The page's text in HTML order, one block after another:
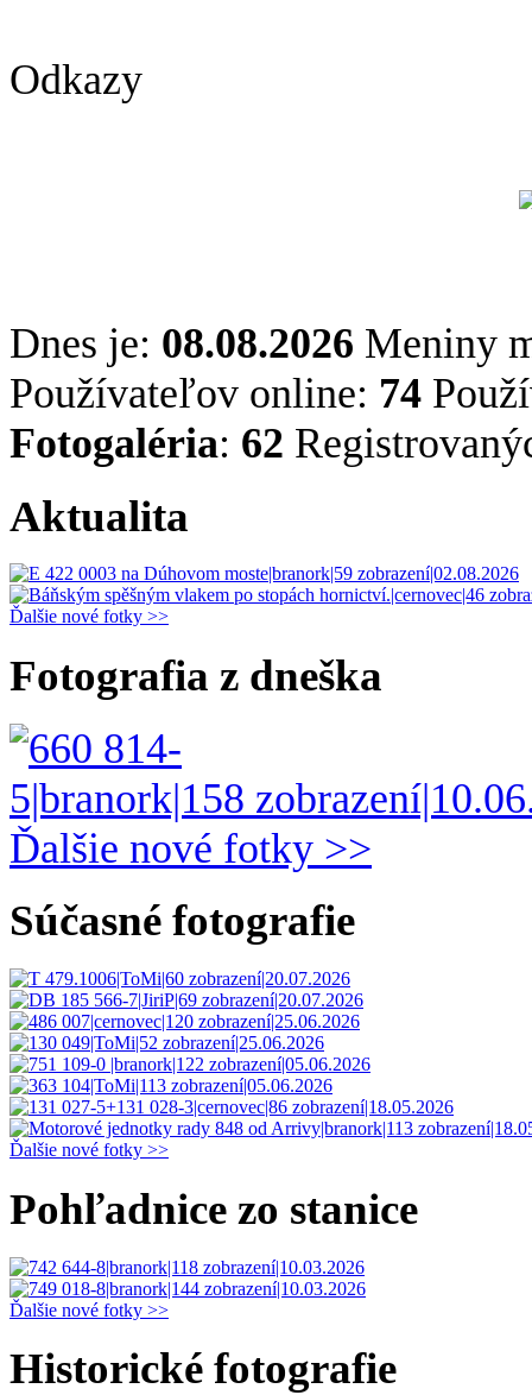
Odkazy
Dnes je: 08.08.2026 Meniny
Používateľov online: 74
Fotogaléria: 62
Aktualita
Ďalšie nové fotky >>
Fotografia z dneška
Ďalšie nové fotky >>
Súčasné fotografie
Ďalšie nové fotky >>
Pohľadnice zo stanice
Ďalšie nové fotky >>
Historické fotografie